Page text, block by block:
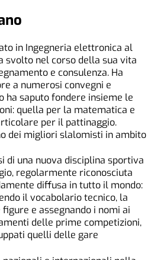
in Ingegneria elettronica al
svolto nel corso della sua vita
e consulenza. Ha
a numerosi convegni e
ha saputo fondere insieme le
quella per la matematica e
per il pattinaggio.
dei migliori slalomisti in ambito
di una nuova disciplina sportiva
regolarmente riconosciuta
diffusa in tutto il mondo:
il vocabolario tecnico, la
e assegnando i nomi ai
delle prime competizioni,
quelli delle gare